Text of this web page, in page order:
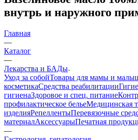
внутрь и наружного
Главная
—
Каталог
—
Лекарства и БАДы
Уход за собойТовары для мамы и
косметикаСредства реабилитации
гигиенаЗдоровое и спец. питание
профилактическое бельеМедицинская
изделияРепеллентыПеревязочные
материалАксессуарыПечатная
—